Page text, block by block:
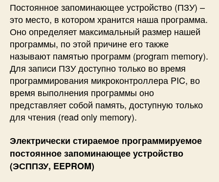
Постоянное запоминающее устройство (ПЗУ) –
это место, в котором хранится наша программа.
Оно определяет максимальный размер нашей
программы, по этой причине его также
называют памятью программ (program memory).
Для записи ПЗУ доступно только во время
программирования микроконтроллера PIC, во
время выполнения программы оно
представляет собой память, доступную только
для чтения (read only memory).
Электрически стираемое программируемое
постоянное запоминающее устройство
(ЭСППЗУ, EEPROM)